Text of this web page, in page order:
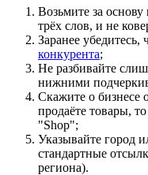
Возьмите за
трёх слов, и не
Заранее
конкурента;
Не разбивайте
нижними
Скажите о бизнесе
продаёте товары,
"Shop";
Указывайте город
стандартные
региона).